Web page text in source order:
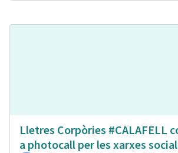
Lletres Corpòries #CALAFELL
a photocall per les xarxes